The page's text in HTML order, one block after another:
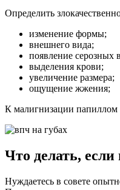
Определить
изменение формы;
внешнего вида;
появление серозных
выделения крови;
увеличение размера;
ощущение жжения;
К малигнизации папиллом
Что делать,
Нуждаетесь в совете